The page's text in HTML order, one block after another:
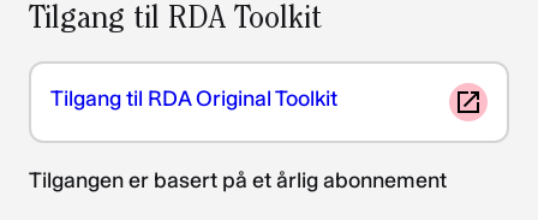
Tilgang til RDA Toolkit
Tilgang til RDA Original Toolkit
Tilgangen er basert på et årlig abonnement